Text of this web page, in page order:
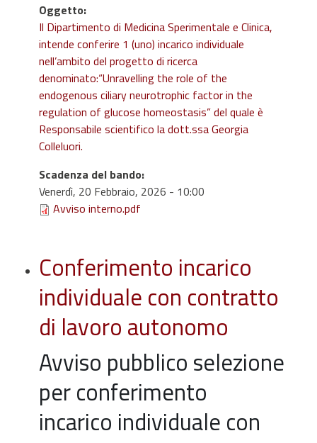
Oggetto:
Il Dipartimento di Medicina Sperimentale e Clinica,
intende conferire 1 (uno) incarico individuale
nell’ambito del progetto di ricerca
denominato:“Unravelling the role of the
endogenous ciliary neurotrophic factor in the
regulation of glucose homeostasis” del quale è
Responsabile scientifico la dott.ssa Georgia
Colleluori.
Scadenza del bando:
Venerdì, 20 Febbraio, 2026 - 10:00
Avviso interno.pdf
Conferimento incarico
individuale con contratto
di lavoro autonomo
Avviso pubblico selezione
per conferimento
incarico individuale con